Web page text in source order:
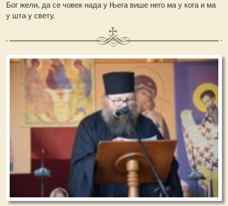
Бог жели, да се човек нада у Њега више него ма у кога и ма
у шта у свету.